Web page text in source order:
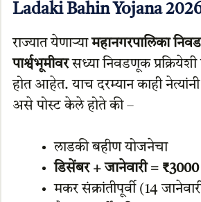
Ladaki Bahin Yojana 2026
राज्यात येणाऱ्यामहानगरपालिका
पार्श्वभूमीवरसध्या निवडणूक
होत आहेत. याच दरम्यान काही
असे पोस्ट केले होते की –
लाडकी बहीण योजनेचा
डिसेंबर + जानेवारी = ₹3000
मकर संक्रांतीपूर्वी (14